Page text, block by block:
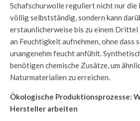
Schafschurwolle reguliert nicht nur
völlig selbstständig, sondern kann
erstaunlicherweise bis zu einem
an Feuchtigkeit aufnehmen, ohne dass
unangenehm feucht anfühlt.
benötigen chemische Zusätze, um
Naturmaterialien zu erreichen.
Ökologische Produktionsprozesse:
Hersteller arbeiten